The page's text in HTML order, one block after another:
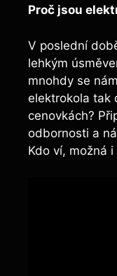
Proč jsou
V poslední
lehkým
mnohdy se
elektrokola tak
cenovkách?
odbornosti a
Kdo ví, možná